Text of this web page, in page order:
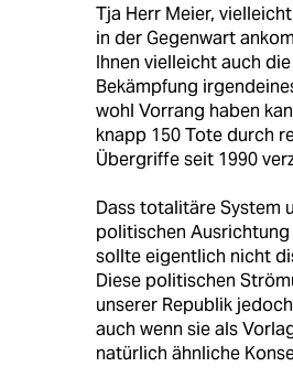
Tja Herr Meier,
in der Gegenwart
Ihnen vielleicht auch
Bekämpfung
wohl Vorrang haben
knapp 150 Tote durch
Übergriffe seit 1990
Dass totalitäre System
politischen
sollte eigentlich nicht
Diese politischen
unserer Republik
auch wenn sie als
natürlich ähnliche